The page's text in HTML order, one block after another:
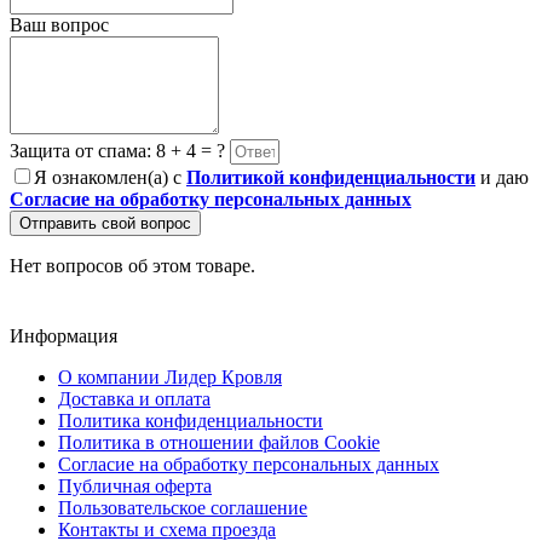
Ваш вопрос
Защита от спама: 8 + 4 = ?
Я ознакомлен(а) с Политикой конфиденциальности и даю
Согласие на обработку персональных данных
Отправить свой вопрос
Нет вопросов об этом товаре.
Информация
О компании Лидер Кровля
Доставка и оплата
Политика конфиденциальности
Политика в отношении файлов Cookie
Согласие на обработку персональных данных
Публичная оферта
Пользовательское соглашение
Контакты и схема проезда